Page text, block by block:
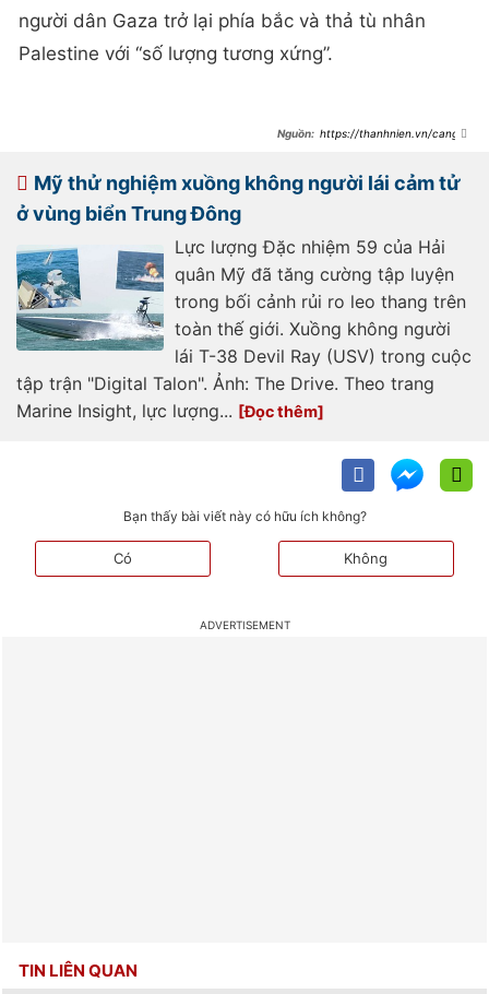
người dân Gaza trở lại phía bắc và thả tù nhân
Palestine với “số lượng tương xứng”.
https://thanhnien.vn/cang-
Mỹ thử nghiệm xuồng không người lái cảm tử
ở vùng biển Trung Đông
Lực lượng Đặc nhiệm 59 của Hải
quân Mỹ đã tăng cường tập luyện
trong bối cảnh rủi ro leo thang trên
toàn thế giới. Xuồng không người
lái T-38 Devil Ray (USV) trong cuộc
tập trận "Digital Talon". Ảnh: The Drive. Theo trang
Marine Insight, lực lượng...
Bạn thấy bài viết này có hữu ích không?
Có Không
TIN LIÊN QUAN